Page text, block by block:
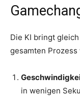
Die KI bringt
gesamten Prozess
in wenigen